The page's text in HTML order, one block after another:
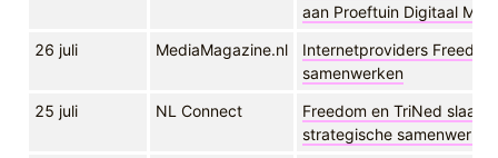
aan Proeftuin Digitaal
26 juli
MediaMagazine.nl
Internetproviders
samenwerken
25 juli
NL Connect
Freedom en TriNed slaan
strategische